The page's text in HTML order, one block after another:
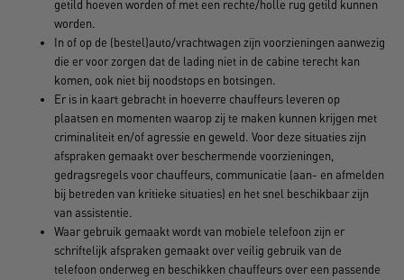
getild hoeven worden of met een rechte/holle rug getild kunnen
worden.
In of op de (bestel)auto/vrachtwagen zijn voorzieningen aanwezig
die er voor zorgen dat de lading niet in de cabine terecht kan
komen, ook niet bij noodstops en botsingen.
Er is in kaart gebracht in hoeverre chauffeurs leveren op
plaatsen en momenten waarop zij te maken kunnen krijgen met
criminaliteit en/of agressie en geweld. Voor deze situaties zijn
afspraken gemaakt over beschermende voorzieningen,
gedragsregels voor chauffeurs, communicatie (aan- en afmelden
bij betreden van kritieke situaties) en het snel beschikbaar zijn
van assistentie.
Waar gebruik gemaakt wordt van mobiele telefoon zijn er
schriftelijk afspraken gemaakt over veilig gebruik van de
telefoon onderweg en beschikken chauffeurs over een passende